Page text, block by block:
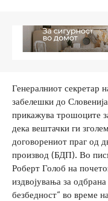
Генералниот
забелешки до
прикажува трошоците
дека вештачки ги
договорениот праг од
производ (БДП). Во
Роберт Голоб на
издвојувања за
безбедност“ во време